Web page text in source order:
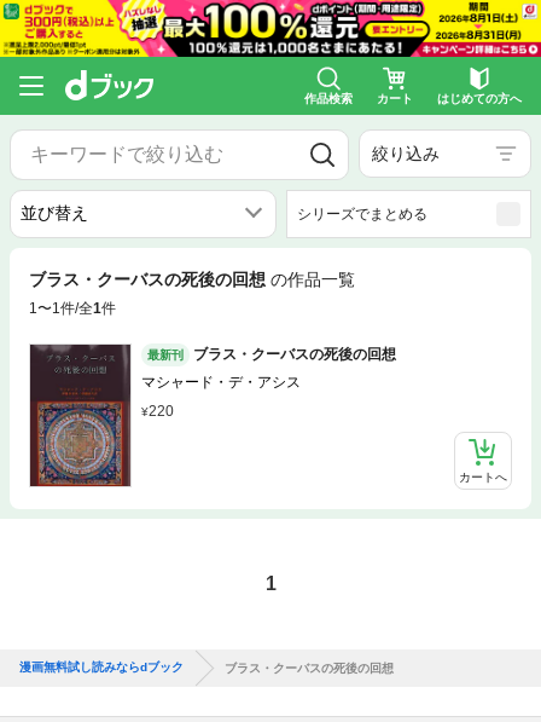
作品検索 カート はじめての方へ
絞り込み
シリーズでまとめる
ブラス・クーバスの死後の回想 の作品一覧
1〜1件/全1件
最新刊
ブラス・クーバスの死後の回想
マシャード・デ・アシス
220
カートへ
1
漫画無料試し読みならdブック ブラス・クーバスの死後の回想